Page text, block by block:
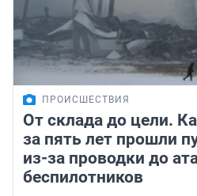
ПРОИСШЕСТВИЯ
От склада до цели.
за пять лет прошли
из-за проводки до
беспилотников